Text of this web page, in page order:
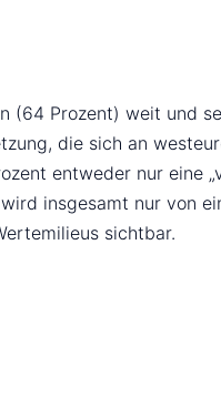
(64 Prozent) weit und
die sich an
entweder nur eine
insgesamt nur von
sichtbar.